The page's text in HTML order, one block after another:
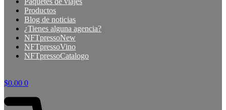
Productos
Blog de noticias
¿Tienes alguna agencia?
NFTpressoNew
NFTpressoVino
NFTpressoCatalogo
$0.00 0